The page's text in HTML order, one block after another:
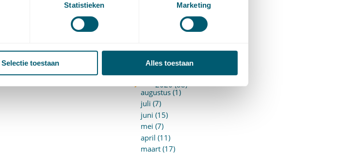
Statistieken Marketing
Selectie toestaan Alles toestaan
(14)
Wvggz – Wzd (Wet Bopz
ARCHIEF
►
2026 (88)
augustus (1)
juli (7)
juni (15)
mei (7)
april (11)
maart (17)